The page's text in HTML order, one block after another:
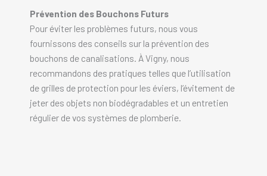
Prévention des Bouchons Futurs
Pour éviter les problèmes futurs, nous vous
fournissons des conseils sur la prévention des
bouchons de canalisations. À Vigny, nous
recommandons des pratiques telles que l’utilisation
de grilles de protection pour les éviers, l’évitement de
jeter des objets non biodégradables et un entretien
régulier de vos systèmes de plomberie.